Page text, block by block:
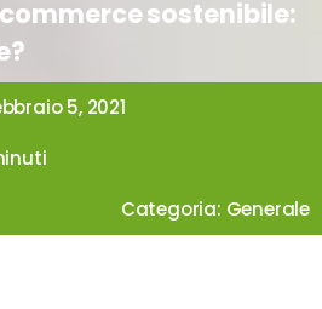
sostenibile:
5, 2021
Categoria: Generale